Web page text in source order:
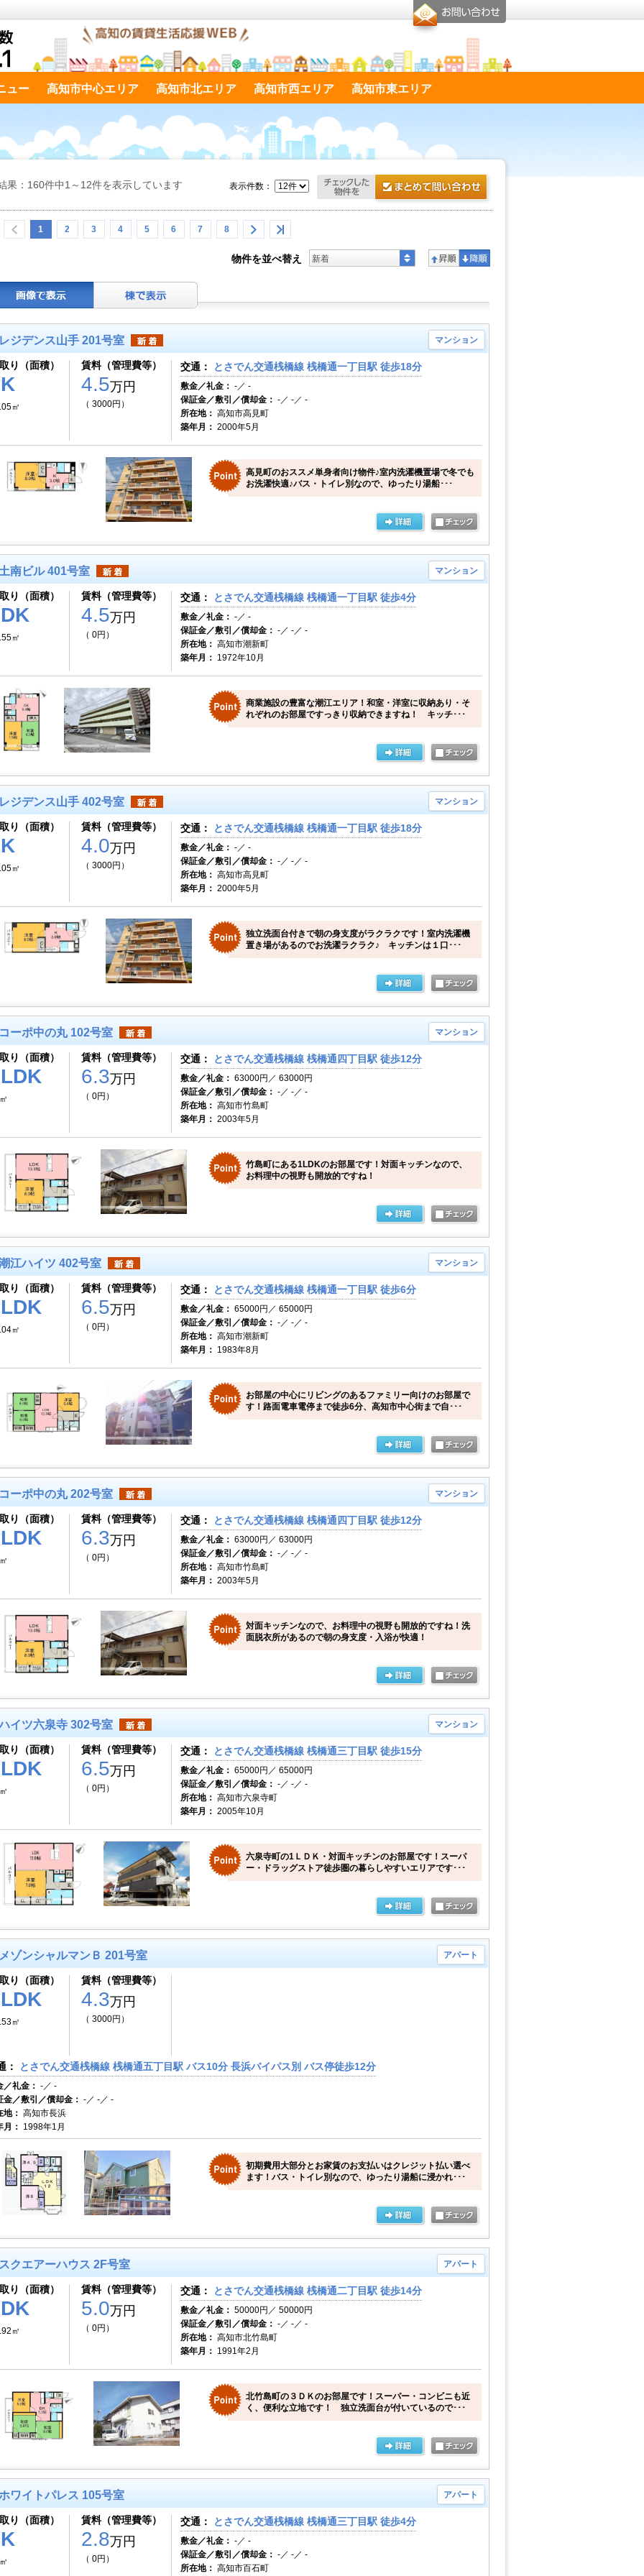
ュー 高知市中心エリア 高知市北エリア 高知市西エリア 高知市東エリア
果：160件中1～12件を表示しています
1 2 3 4 5 6 7 8
表示件数：
物件を並べ替え 新着
ジデンス山手 201号室 マンション
り（面積）
㎡
賃料（管理費等）
4.5万円
（ 3000円）
交通： とさでん交通桟橋線 桟橋通一丁目駅 徒歩18分
敷金／礼金： -／ -
保証金／敷引／償却金： -／ -／ -
所在地： 高知市高見町
築年月： 2000年5月
高見町のおススメ単身者向け物件♪室内洗濯機置場で冬でも
お洗濯快適♪バス・トイレ別なので、ゆったり湯船･･･
南ビル 401号室 マンション
り（面積）
㎡
賃料（管理費等）
4.5万円
（ 0円）
交通： とさでん交通桟橋線 桟橋通一丁目駅 徒歩4分
敷金／礼金： -／ -
保証金／敷引／償却金： -／ -／ -
所在地： 高知市潮新町
築年月： 1972年10月
商業施設の豊富な潮江エリア！和室・洋室に収納あり・そ
れぞれのお部屋ですっきり収納できますね！ キッチ･･･
ジデンス山手 402号室 マンション
り（面積）
㎡
賃料（管理費等）
4.0万円
（ 3000円）
交通： とさでん交通桟橋線 桟橋通一丁目駅 徒歩18分
敷金／礼金： -／ -
保証金／敷引／償却金： -／ -／ -
所在地： 高知市高見町
築年月： 2000年5月
独立洗面台付きで朝の身支度がラクラクです！室内洗濯機
置き場があるのでお洗濯ラクラク♪ キッチンは１口･･･
ーポ中の丸 102号室 マンション
り（面積） 賃料（管理費等）
6.3万円
（ 0円）
交通： とさでん交通桟橋線 桟橋通四丁目駅 徒歩12分
敷金／礼金： 63000円／ 63000円
保証金／敷引／償却金： -／ -／ -
所在地： 高知市竹島町
築年月： 2003年5月
竹島町にある1LDKのお部屋です！対面キッチンなので、
お料理中の視野も開放的ですね！
江ハイツ 402号室 マンション
り（面積）
㎡
賃料（管理費等）
6.5万円
（ 0円）
交通： とさでん交通桟橋線 桟橋通一丁目駅 徒歩6分
敷金／礼金： 65000円／ 65000円
保証金／敷引／償却金： -／ -／ -
所在地： 高知市潮新町
築年月： 1983年8月
お部屋の中心にリビングのあるファミリー向けのお部屋で
す！路面電車電停まで徒歩6分、高知市中心街まで自･･･
ーポ中の丸 202号室 マンション
り（面積） 賃料（管理費等）
6.3万円
（ 0円）
交通： とさでん交通桟橋線 桟橋通四丁目駅 徒歩12分
敷金／礼金： 63000円／ 63000円
保証金／敷引／償却金： -／ -／ -
所在地： 高知市竹島町
築年月： 2003年5月
対面キッチンなので、お料理中の視野も開放的ですね！洗
面脱衣所があるので朝の身支度・入浴が快適！
イツ六泉寺 302号室 マンション
り（面積） 賃料（管理費等）
6.5万円
（ 0円）
交通： とさでん交通桟橋線 桟橋通三丁目駅 徒歩15分
敷金／礼金： 65000円／ 65000円
保証金／敷引／償却金： -／ -／ -
所在地： 高知市六泉寺町
築年月： 2005年10月
六泉寺町の1ＬＤＫ・対面キッチンのお部屋です！スーパ
ー・ドラッグストア徒歩圏の暮らしやすいエリアです･･･
ゾンシャルマンＢ 201号室 アパート
り（面積）
㎡
賃料（管理費等）
4.3万円
（ 3000円）
： とさでん交通桟橋線 桟橋通五丁目駅 バス10分 長浜バイパス別 バス停徒歩12分
／礼金： -／ -
金／敷引／償却金： -／ -／ -
地： 高知市長浜
月： 1998年1月
初期費用大部分とお家賃のお支払いはクレジット払い選べ
ます！バス・トイレ別なので、ゆったり湯船に浸かれ･･･
クエアーハウス 2F号室 アパート
り（面積）
㎡
賃料（管理費等）
5.0万円
（ 0円）
交通： とさでん交通桟橋線 桟橋通二丁目駅 徒歩14分
敷金／礼金： 50000円／ 50000円
保証金／敷引／償却金： -／ -／ -
所在地： 高知市北竹島町
築年月： 1991年2月
北竹島町の３ＤＫのお部屋です！スーパー・コンビニも近
く、便利な立地です！ 独立洗面台が付いているので･･･
ワイトパレス 105号室 アパート
り（面積） 賃料（管理費等）
2.8万円
（ 0円）
交通： とさでん交通桟橋線 桟橋通三丁目駅 徒歩4分
敷金／礼金： -／ -
保証金／敷引／償却金： -／ -／ -
所在地： 高知市百石町